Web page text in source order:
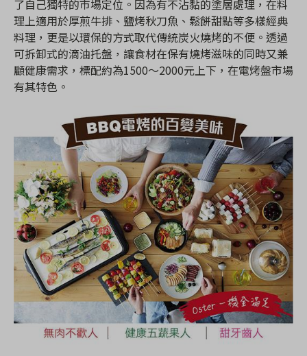
了自己獨特的市場定位。因為有不沾黏的塗層處理，在料
理上適用於厚煎牛排、鹽烤秋刀魚、鬆餅甜點等多樣經典
料理，更是以環保的方式取代傳統炭火燒烤的不便。透過
可拆卸式的滴油托盤，讓食材在保有燒烤滋味的同時又兼
顧健康需求，標配約為1500～2000元上下，在電烤盤市場
有其特色。